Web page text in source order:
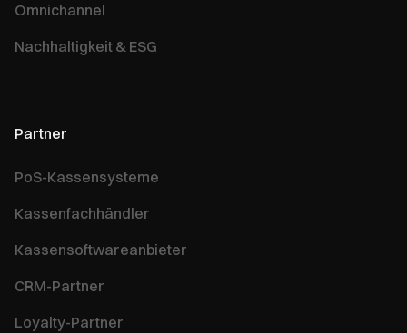
Omnichannel
Nachhaltigkeit & ESG
Partner
PoS-Kassensysteme
Kassenfachhändler
Kassensoftwareanbieter
CRM-Partner
Loyalty-Partner